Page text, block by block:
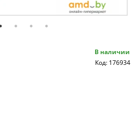
В наличии
Код: 176934